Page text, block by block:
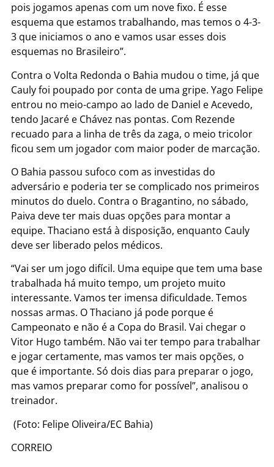
pois jogamos apenas com um nove fixo. É esse
esquema que estamos trabalhando, mas temos o 4-3-
3 que iniciamos o ano e vamos usar esses dois
esquemas no Brasileiro”.
Contra o Volta Redonda o Bahia mudou o time, já que
Cauly foi poupado por conta de uma gripe. Yago Felipe
entrou no meio-campo ao lado de Daniel e Acevedo,
tendo Jacaré e Chávez nas pontas. Com Rezende
recuado para a linha de três da zaga, o meio tricolor
ficou sem um jogador com maior poder de marcação.
O Bahia passou sufoco com as investidas do
adversário e poderia ter se complicado nos primeiros
minutos do duelo. Contra o Bragantino, no sábado,
Paiva deve ter mais duas opções para montar a
equipe. Thaciano está à disposição, enquanto Cauly
deve ser liberado pelos médicos.
“Vai ser um jogo difícil. Uma equipe que tem uma base
trabalhada há muito tempo, um projeto muito
interessante. Vamos ter imensa dificuldade. Temos
nossas armas. O Thaciano já pode porque é
Campeonato e não é a Copa do Brasil. Vai chegar o
Vitor Hugo também. Não vai ter tempo para trabalhar
e jogar certamente, mas vamos ter mais opções, o
que é importante. Só dois dias para preparar o jogo,
mas vamos preparar como for possível”, analisou o
treinador.
(Foto: Felipe Oliveira/EC Bahia)
CORREIO